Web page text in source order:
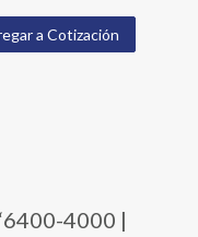
a Cotización
4000 |